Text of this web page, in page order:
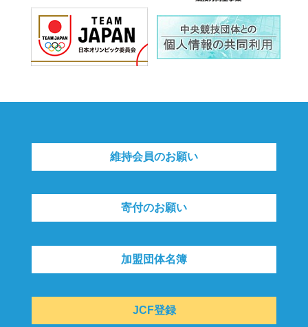
維持会員のお願い
寄付のお願い
加盟団体名簿
JCF登録